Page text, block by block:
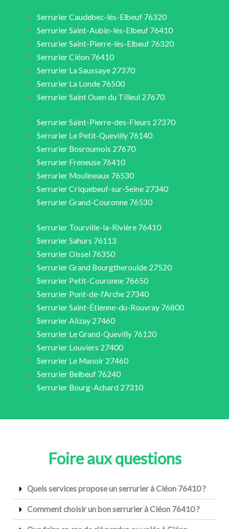
Serrurier Caudebec-lès-Elbeuf 76320
Serrurier Saint-Aubin-lès-Elbeuf 76410
Serrurier Saint-Pierre-lès-Elbeuf 76320
Serrurier Cléon 76410
Serrurier La Saussaye 27370
Serrurier La Londe 76500
Serrurier Saint Ouen du Tilleul 27670
Serrurier Saint-Pierre-des-Fleurs 27370
Serrurier Le Petit-Quevilly 76140
Serrurier Bosroumois 27670
Serrurier Freneuse 76410
Serrurier Moulineaux 76530
Serrurier Criquebeuf-sur-Seine 27340
Serrurier Grand-Couronne 76530
Serrurier Tourville-la-Rivière 76410
Serrurier Sahurs 76113
Serrurier Oissel 76350
Serrurier Grand Bourgtheroulde 27520
Serrurier Petit-Couronne 76650
Serrurier Pont-de-l'Arche 27340
Serrurier Saint-Étienne-du-Rouvray 76800
Serrurier Alizay 27460
Serrurier Le Grand-Quevilly 76120
Serrurier Louviers 27400
Serrurier Le Manoir 27460
Serrurier Belbeuf 76240
Serrurier Bourg-Achard 27310
Foire aux questions
Quels services propose un serrurier à Cléon 76410 ?
Comment choisir un bon serrurier à Cléon 76410 ?